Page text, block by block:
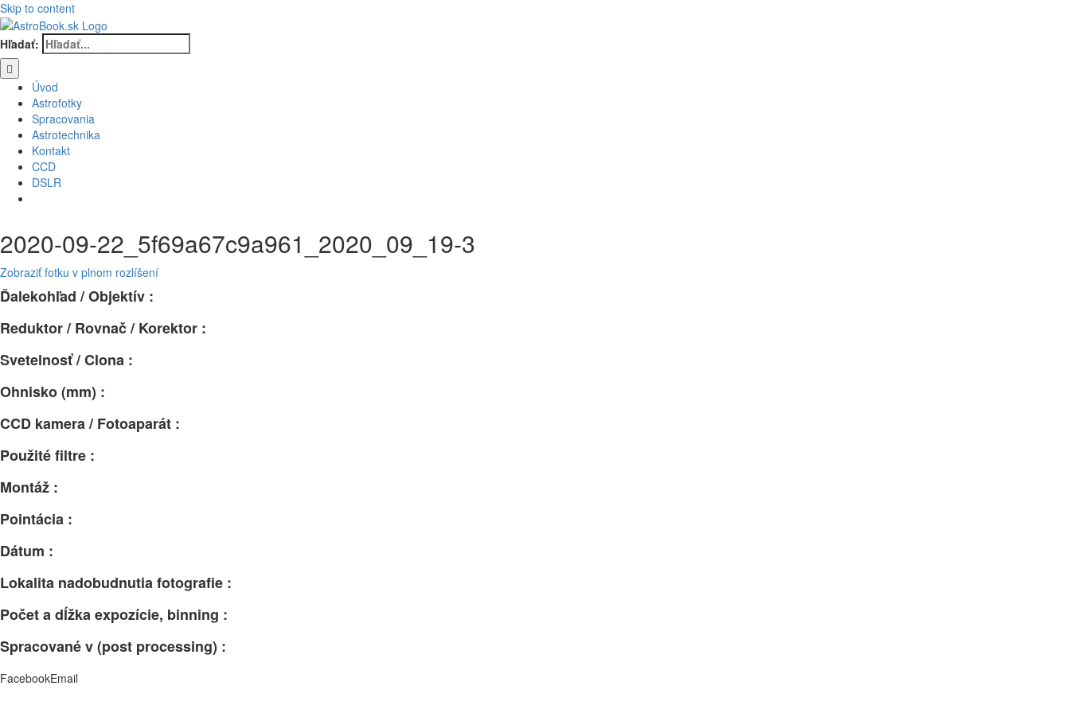
Skip to content
Hľadať:
Úvod
Astrofotky
Spracovania
Astrotechnika
Kontakt
CCD
DSLR
2020-09-22_5f69a67c9a961_2020_09_19-3
Zobraziť fotku v plnom rozlíšení
Ďalekohľad / Objektív :
Reduktor / Rovnač / Korektor :
Svetelnosť / Clona :
Ohnisko (mm) :
CCD kamera / Fotoaparát :
Použité filtre :
Montáž :
Pointácia :
Dátum :
Lokalita nadobudnutia fotografie :
Počet a dĺžka expozície, binning :
Spracované v (post processing) :
FacebookEmail